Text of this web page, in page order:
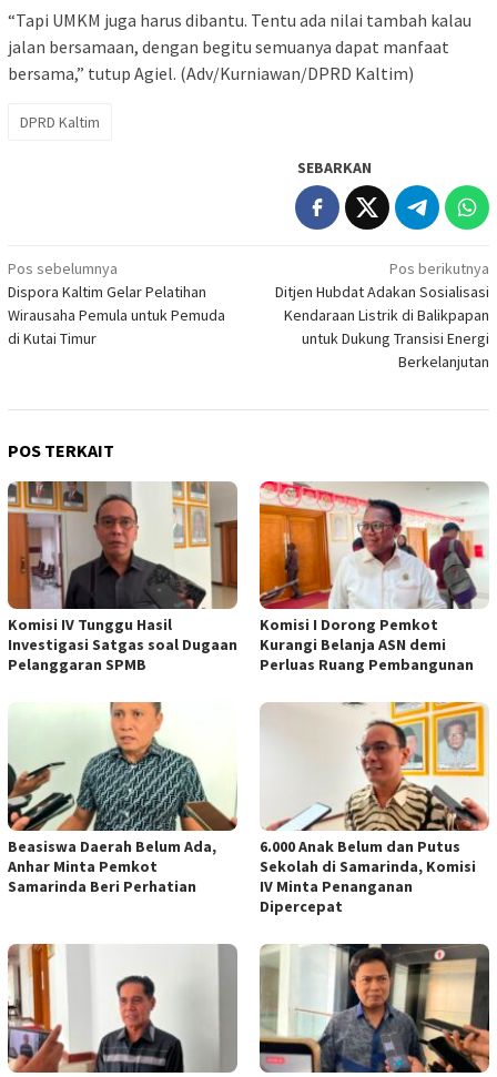
“Tapi UMKM juga harus dibantu. Tentu ada nilai tambah kalau
jalan bersamaan, dengan begitu semuanya dapat manfaat
bersama,” tutup Agiel. (Adv/Kurniawan/DPRD Kaltim)
DPRD Kaltim
SEBARKAN
Navigasi
pos
Pos sebelumnya
Dispora Kaltim Gelar Pelatihan
Wirausaha Pemula untuk Pemuda
di Kutai Timur
Pos berikutnya
Ditjen Hubdat Adakan Sosialisasi
Kendaraan Listrik di Balikpapan
untuk Dukung Transisi Energi
Berkelanjutan
POS TERKAIT
Komisi IV Tunggu Hasil
Investigasi Satgas soal Dugaan
Pelanggaran SPMB
Komisi I Dorong Pemkot
Kurangi Belanja ASN demi
Perluas Ruang Pembangunan
Beasiswa Daerah Belum Ada,
Anhar Minta Pemkot
Samarinda Beri Perhatian
6.000 Anak Belum dan Putus
Sekolah di Samarinda, Komisi
IV Minta Penanganan
Dipercepat